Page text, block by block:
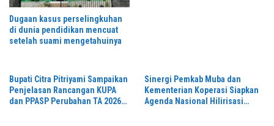
Dugaan kasus perselingkuhan
di dunia pendidikan mencuat
setelah suami mengetahuinya
Bupati Citra Pitriyami Sampaikan
Penjelasan Rancangan KUPA
dan PPASP Perubahan TA 2026
Sinergi Pemkab Muba dan
Kementerian Koperasi Siapkan
Agenda Nasional Hilirisasi